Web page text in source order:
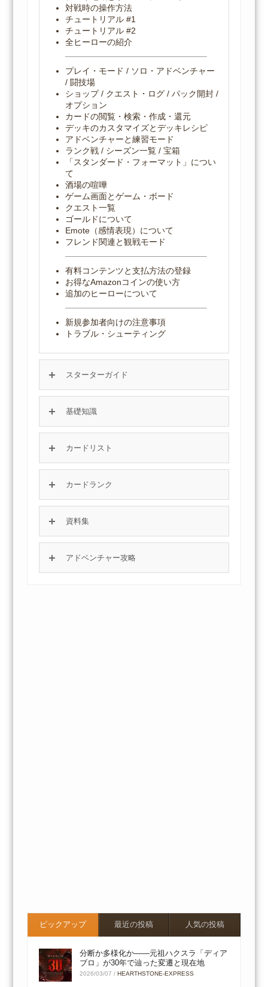
対戦時の操作方法
チュートリアル #1
チュートリアル #2
全ヒーローの紹介
プレイ・モード / ソロ・アドベンチャー
/ 闘技場
ショップ / クエスト・ログ / パック開封 /
オプション
カードの閲覧・検索・作成・還元
デッキのカスタマイズとデッキレシピ
アドベンチャーと練習モード
ランク戦 / シーズン一覧 / 宝箱
「スタンダード・フォーマット」につい
て
酒場の喧嘩
ゲーム画面とゲーム・ボード
クエスト一覧
ゴールドについて
Emote（感情表現）について
フレンド関連と観戦モード
有料コンテンツと支払方法の登録
お得なAmazonコインの使い方
追加のヒーローについて
新規参加者向けの注意事項
トラブル・シューティング
スターターガイド
基礎知識
カードリスト
カードランク
資料集
アドベンチャー攻略
ピックアップ 最近の投稿 人気の投稿
分断か多様化か――元祖ハクスラ「ディア
ブロ」が30年で辿った変遷と現在地
2026/03/07 /HEARTHSTONE-EXPRESS